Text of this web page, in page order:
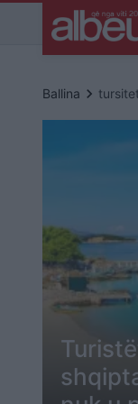
Ballina keyboard_arrow_right